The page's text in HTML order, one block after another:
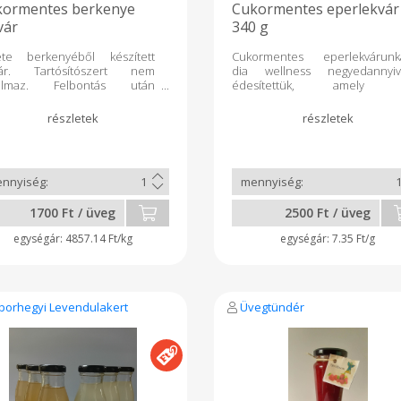
berkenye
berkenyéből készített
Tartósítószert nem
Felbontás után
Összetétel:
Alma, édesítőszer,
lehet leadni.
350gr.
1700 Ft / üveg
4857.14 Ft/kg
Cukormentes eperlekvár
340 g
Cukormentes
dia wellness
édesítettük, amely
édesítőszere. Sztivia és
elegye, epret, édesítőt
után hűtőben tárolandó.
2500 Ft / üveg
7.35 Ft/g
Levendulakert Üvegtündér